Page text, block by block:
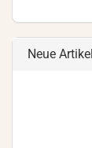
Neue Artikel